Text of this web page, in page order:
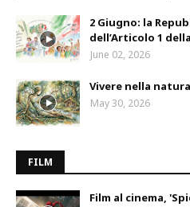
2 Giugno: la
dell’Articolo 1
June 02, 2026
Vivere nella
May 30, 2026
FILM
Film al cinema,